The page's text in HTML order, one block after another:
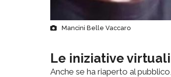
Mancini Belle Vaccaro
Le iniziative
Anche se ha riaperto al